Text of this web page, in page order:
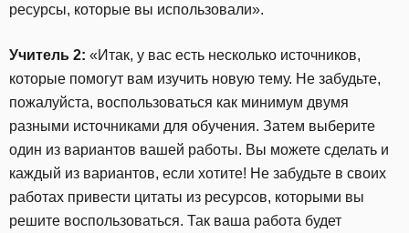
ресурсы, которые вы использовали».
Учитель 2: «Итак, у вас есть несколько источников,
которые помогут вам изучить новую тему. Не забудьте,
пожалуйста, воспользоваться как минимум двумя
разными источниками для обучения. Затем выберите
один из вариантов вашей работы. Вы можете сделать и
каждый из вариантов, если хотите! Не забудьте в своих
работах привести цитаты из ресурсов, которыми вы
решите воспользоваться. Так ваша работа будет